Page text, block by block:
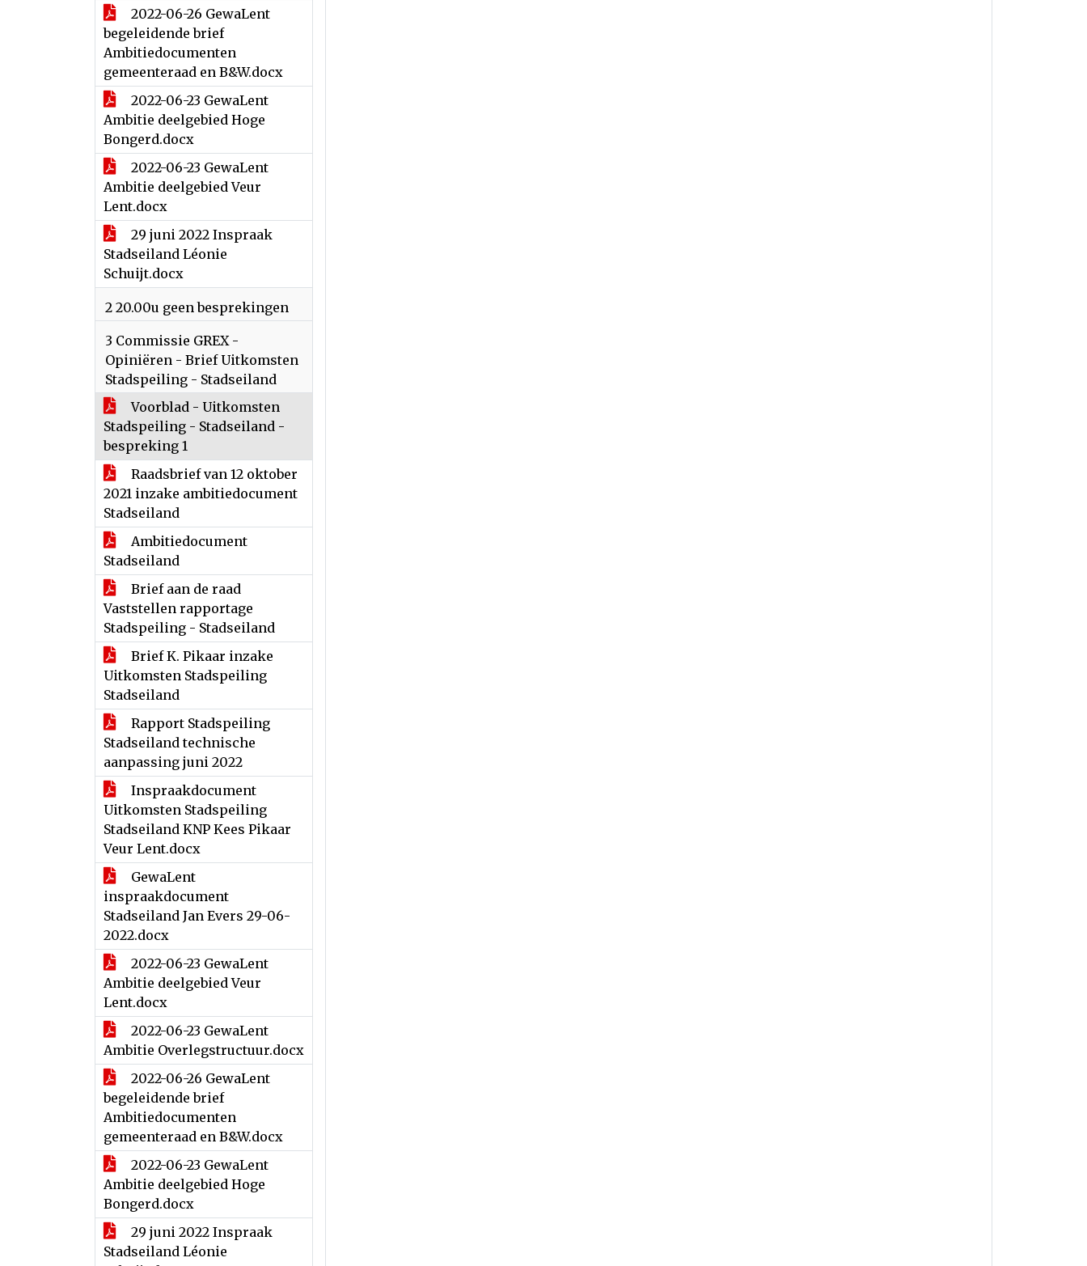
2022-06-26 GewaLent
begeleidende brief
Ambitiedocumenten
gemeenteraad en B&W.docx
2022-06-23 GewaLent
Ambitie deelgebied Hoge
Bongerd.docx
2022-06-23 GewaLent
Ambitie deelgebied Veur
Lent.docx
29 juni 2022 Inspraak
Stadseiland Léonie
Schuijt.docx
2 20.00u geen besprekingen
3 Commissie GREX ​-
Opiniëren - Brief Uitkomsten
Stadspeiling - Stadseiland
Voorblad - Uitkomsten
Stadspeiling - Stadseiland -
bespreking 1
Raadsbrief van 12 oktober
2021 inzake ambitiedocument
Stadseiland
Ambitiedocument
Stadseiland
Brief aan de raad
Vaststellen rapportage
Stadspeiling - Stadseiland
Brief K. Pikaar inzake
Uitkomsten Stadspeiling
Stadseiland
Rapport Stadspeiling
Stadseiland technische
aanpassing juni 2022
Inspraakdocument
Uitkomsten Stadspeiling
Stadseiland KNP Kees Pikaar
Veur Lent.docx
GewaLent
inspraakdocument
Stadseiland Jan Evers 29-06-
2022.docx
2022-06-23 GewaLent
Ambitie deelgebied Veur
Lent.docx
2022-06-23 GewaLent
Ambitie Overlegstructuur.docx
2022-06-26 GewaLent
begeleidende brief
Ambitiedocumenten
gemeenteraad en B&W.docx
2022-06-23 GewaLent
Ambitie deelgebied Hoge
Bongerd.docx
29 juni 2022 Inspraak
Stadseiland Léonie